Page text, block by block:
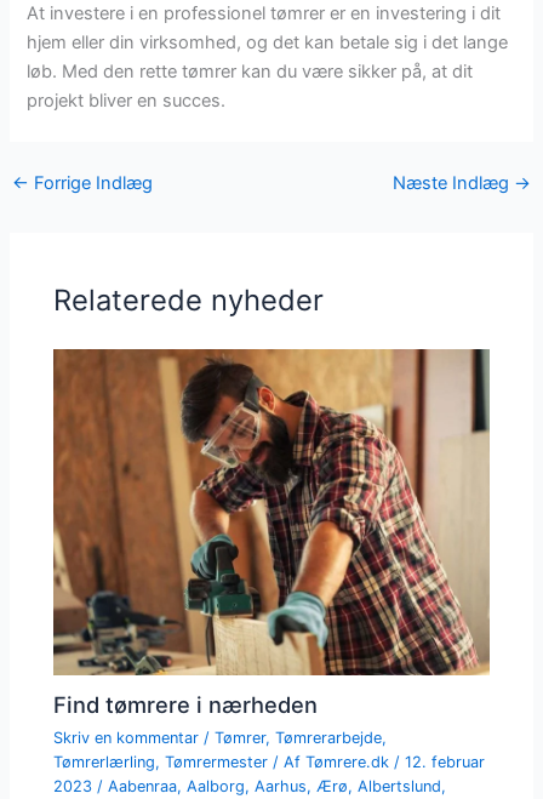
At investere i en professionel tømrer er en investering i dit
hjem eller din virksomhed, og det kan betale sig i det lange
løb. Med den rette tømrer kan du være sikker på, at dit
projekt bliver en succes.
← Forrige Indlæg Næste Indlæg →
Relaterede nyheder
Find tømrere i nærheden
Skriv en kommentar /Tømrer,Tømrerarbejde,
Tømrerlærling,Tømrermester / AfTømrere.dk /12. februar
2023 /Aabenraa,Aalborg,Aarhus, Ærø,Albertslund,